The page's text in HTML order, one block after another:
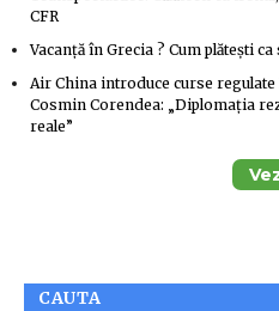
CFR
Vacanță în Grecia ? Cum plătești
Air China introduce curse
Cosmin Corendea: „Diplomația
reale”
CAUTA